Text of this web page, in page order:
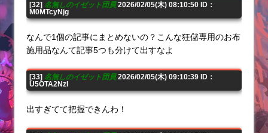
[32] 名無しのイゼット団員2026/02/05(木) 08:10:50 ID：
M0MTcyNjg
なんで1個の記事にまとめないの？こんな狂儲専用のお布
施用品なんて記事5つも分けて出すなよ
[33] 名無しのイゼット団員2026/02/05(木) 09:10:39 ID：
U5OTA2NzI
出すぎてて把握できんわ！